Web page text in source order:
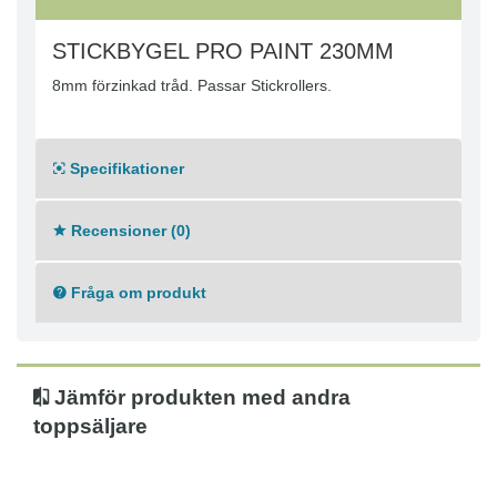
STICKBYGEL PRO PAINT 230MM
8mm förzinkad tråd. Passar Stickrollers.
Specifikationer
Recensioner (0)
Fråga om produkt
Jämför produkten med andra
toppsäljare